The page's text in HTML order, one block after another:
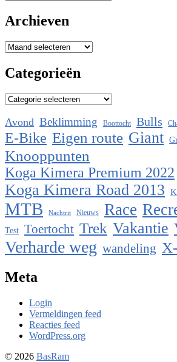
Archieven
Archieven
Categorieën
Categorieën
Avond Beklimming Boottocht Bulls
E-Bike Eigen route Giant
Knooppunten
Koga Kimera Premium 2022
Koga Kimera Road 2013
MTB Nachtrit Nieuws Race
Test Toertocht Trek Vakantie
Verharde weg wandeling
Meta
Login
Vermeldingen feed
Reacties feed
WordPress.org
© 2026 BasRam